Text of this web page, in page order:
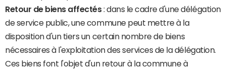
Retour de biens affectés: dans le cadre d'une délégation
de service public, une commune peut mettre à la
disposition d'un tiers un certain nombre de biens
nécessaires à l'exploitation des services de la délégation.
Ces biens font l'objet d'un retour à la commune à